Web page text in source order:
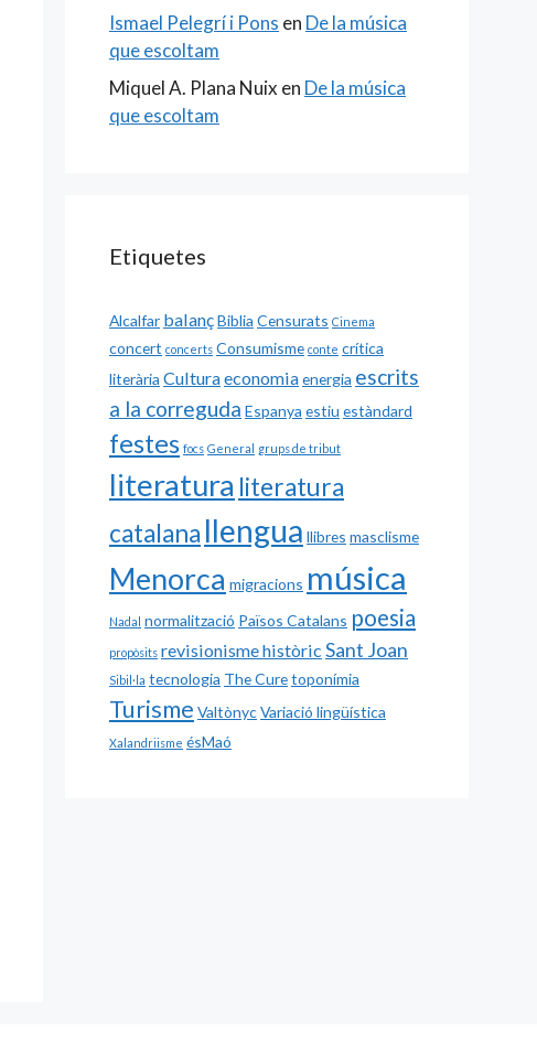
Ismael Pelegrí i Pons en De la música
que escoltam
Miquel A. Plana Nuix en De la música
que escoltam
Etiquetes
Alcalfar balançBiblia Censurats Cinema
concert concerts Consumisme conte crítica
literària Culturaeconomiaenergia escrits
a la correguda Espanya estiu estàndard
festes focs General grups de tribut
literatura literatura
catalana llengua llibres masclisme
Menorca migracions música
Nadal normalització Països Catalans poesia
propòsits revisionisme històric Sant Joan
Sibil·la tecnologia The Curetoponímia
Turisme ValtònycVariació lingüística
Xalandriisme ésMaó